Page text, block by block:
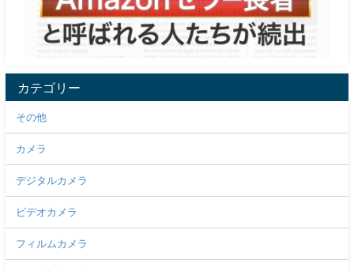
カテゴリー
その他
カメラ
デジタルカメラ
ビデオカメラ
フィルムカメラ